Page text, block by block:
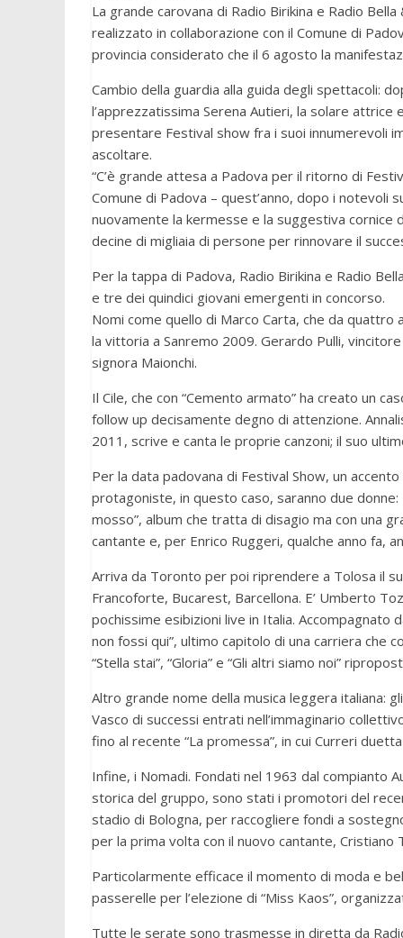
La grande carovana di Radio Birikina e Radio
realizzato in collaborazione con il Comune di
provincia considerato che il 6 agosto la
Cambio della guardia alla guida degli spettacoli:
l’apprezzatissima Serena Autieri, la solare
presentare Festival show fra i suoi innumerevoli
ascoltare.
“C’è grande attesa a Padova per il ritorno di
Comune di Padova – quest’anno, dopo i notevoli
nuovamente la kermesse e la suggestiva cornice
decine di migliaia di persone per rinnovare il
Per la tappa di Padova, Radio Birikina e Radio
e tre dei quindici giovani emergenti in concorso.
Nomi come quello di Marco Carta, che da
la vittoria a Sanremo 2009. Gerardo Pulli,
signora Maionchi.
Il Cile, che con “Cemento armato” ha creato un
follow up decisamente degno di attenzione.
2011, scrive e canta le proprie canzoni; il suo
Per la data padovana di Festival Show, un
protagoniste, in questo caso, saranno due
mosso”, album che tratta di disagio ma con una
cantante e, per Enrico Ruggeri, qualche anno fa,
Arriva da Toronto per poi riprendere a Tolosa il
Francoforte, Bucarest, Barcellona. E’ Umberto
pochissime esibizioni live in Italia. Accompagnato
non fossi qui”, ultimo capitolo di una carriera che
“Stella stai”, “Gloria” e “Gli altri siamo noi”
Altro grande nome della musica leggera italiana:
Vasco di successi entrati nell’immaginario
fino al recente “La promessa”, in cui Curreri
Infine, i Nomadi. Fondati nel 1963 dal compianto
storica del gruppo, sono stati i promotori del
stadio di Bologna, per raccogliere fondi a
per la prima volta con il nuovo cantante,
Particolarmente efficace il momento di moda e
passerelle per l’elezione di “Miss Kaos”,
Tutte le serate sono trasmesse in diretta da